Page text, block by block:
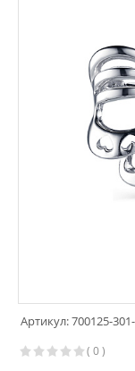
Артикул: 700125-
( 0 )